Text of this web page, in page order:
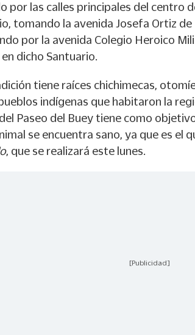
por las calles principales del centro
tomando la avenida Josefa Ortiz
por la avenida Colegio Heroico
dicho Santuario.
tiene raíces chichimecas,
indígenas que habitaron la
Paseo del Buey tiene como
se encuentra sano, ya que es el
, que se realizará este lunes.
[Publicidad]